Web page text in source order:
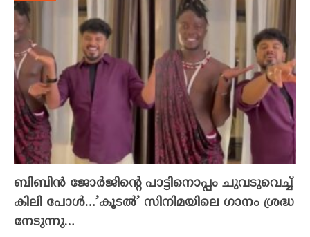
ബിബിൻ ജോർജിന്റെ പാട്ടിനൊപ്പം ചുവടുവെച്ച്
കിലി പോൾ…’കൂടൽ’ സിനിമയിലെ ഗാനം ശ്രദ്ധ
നേടുന്നു…